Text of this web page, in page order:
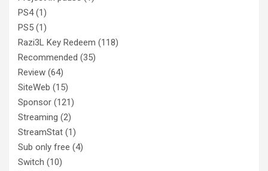
PS4(1)
PS5 (1)
Razi3L Key Redeem (118)
Recommended (35)
Review (64)
SiteWeb (15)
Sponsor (121)
Streaming (2)
StreamStat (1)
Sub only free (4)
Switch (10)